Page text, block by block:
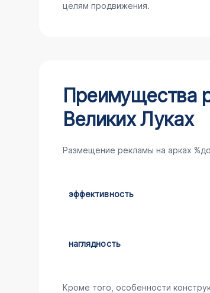
целям продвижения.
Преимущества
Великих Луках
Размещение рекламы на арках
эффективность
наглядность
Кроме того, особенности